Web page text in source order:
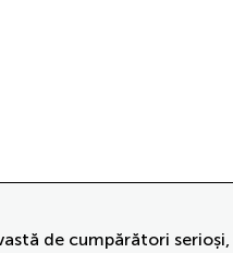
de cumpărători